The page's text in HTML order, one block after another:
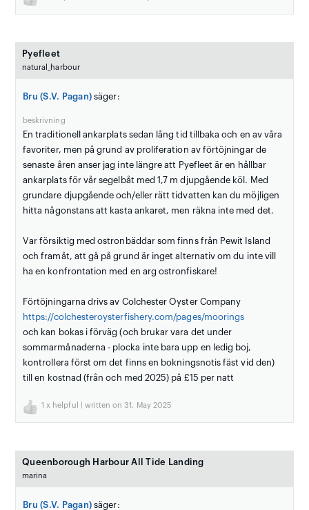
Pyefleet
natural_harbour
Bru (S.V. Pagan) säger:
beskrivning
En traditionell ankarplats sedan lång tid tillbaka och en av våra
favoriter, men på grund av proliferation av förtöjningar de
senaste åren anser jag inte längre att Pyefleet är en hållbar
ankarplats för vår segelbåt med 1,7 m djupgående köl. Med
grundare djupgående och/eller rätt tidvatten kan du möjligen
hitta någonstans att kasta ankaret, men räkna inte med det.
Var försiktig med ostronbäddar som finns från Pewit Island
och framåt, att gå på grund är inget alternativ om du inte vill
ha en konfrontation med en arg ostronfiskare!
Förtöjningarna drivs av Colchester Oyster Company
https://colchesteroysterfishery.com/pages/moorings
och kan bokas i förväg (och brukar vara det under
sommarmånaderna - plocka inte bara upp en ledig boj,
kontrollera först om det finns en bokningsnotis fäst vid den)
till en kostnad (från och med 2025) på £15 per natt
1 x helpful | written on 31. May 2025
Queenborough Harbour All Tide Landing
marina
Bru (S.V. Pagan) säger: